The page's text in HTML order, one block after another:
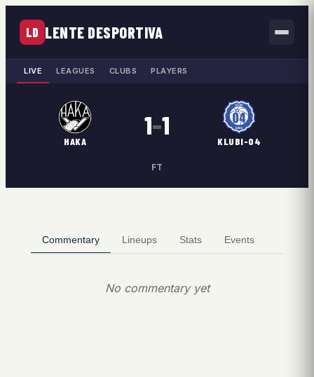
LD LENTE DESPORTIVA
LIVE LEAGUES CLUBS PLAYERS
HAKA
1–1
KLUBI-04
FT
Commentary Lineups Stats Events
No commentary yet